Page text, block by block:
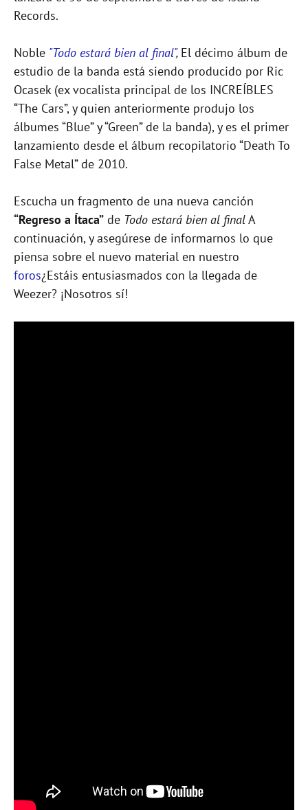
Records.
Noble "Todo estará bien al final", El décimo álbum de
estudio de la banda está siendo producido por Ric
Ocasek (ex vocalista principal de los INCREÍBLES
“The Cars”, y quien anteriormente produjo los
álbumes “Blue” y “Green” de la banda), y es el primer
lanzamiento desde el álbum recopilatorio “Death To
False Metal” de 2010.
Escucha un fragmento de una nueva canción
“Regreso a Ítaca” de Todo estará bien al finalA
continuación, y asegúrese de informarnos lo que
piensa sobre el nuevo material en nuestro
foros¿Estáis entusiasmados con la llegada de
Weezer? ¡Nosotros sí!